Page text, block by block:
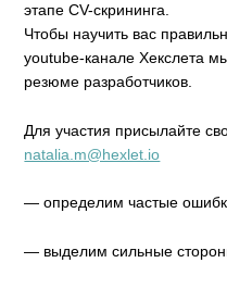
этапе CV-скрининга.
Чтобы научить вас
youtube-канале Хекслета
резюме разработчиков.
Для участия присылайте
natalia.m@hexlet.io
— определим частые
— выделим сильные